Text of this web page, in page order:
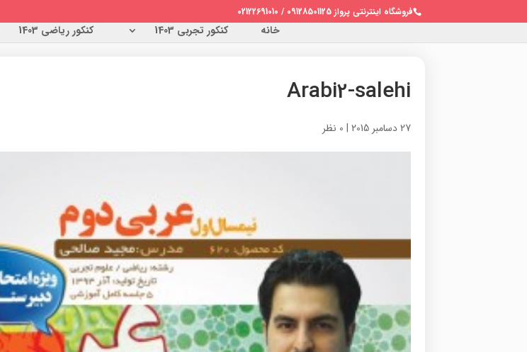
فروشگاه اینترنتی پرواز 09128501125 / 02122691010
خانه کنکور تجربی 1403 کنکور ریاضی 1403
Arabi2-salehi
27 دسامبر 2015 | 0 نظر